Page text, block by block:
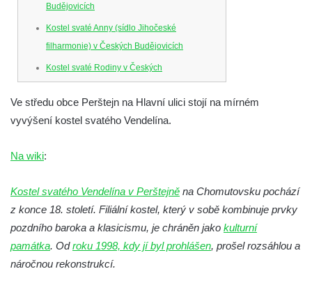
Budějovicích
Kostel svaté Anny (sídlo Jihočeské
filharmonie) v Českých Budějovicích
Kostel svaté Rodiny v Českých
Budějovicích
Kostel Obětování Panny Marie u kláštera
dominikánů v Českých Budějovicích
Dělnická v Kamenném Újezdě
Bývalý kostel svatých Filipa a Jakuba na
náměstí J. V. Kamarýta ve Velešíně
Kaple na hřbitově ve Velešíně
Márnice na hřbitově ve Velešíně
Ve středu obce Perštejn na Hlavní ulici stojí na mírném
vyvýšení kostel svatého Vendelína.
Na wiki:
Kostel svatého Vendelína v Perštejně na Chomutovsku pochází
z konce 18. století. Filiální kostel, který v sobě kombinuje prvky
pozdního baroka a klasicismu, je chráněn jako kulturní
památka. Odroku 1998, kdy jí byl prohlášen, prošel rozsáhlou a
náročnou rekonstrukcí.